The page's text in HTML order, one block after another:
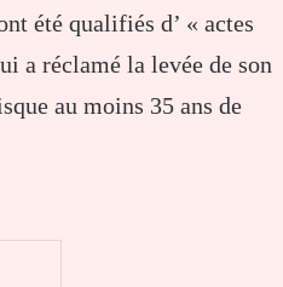
été qualifiés d’ « actes
a réclamé la levée de son
au moins 35 ans de